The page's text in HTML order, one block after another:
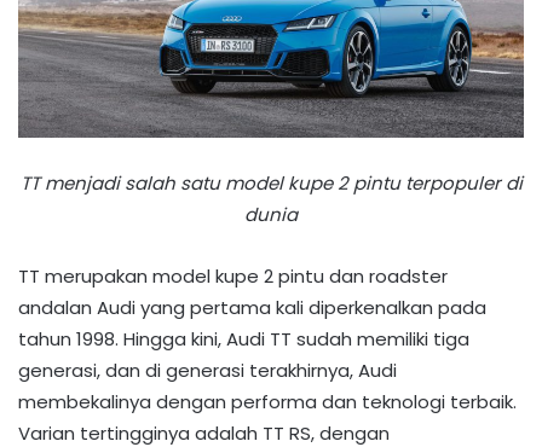
TT menjadi salah satu model kupe 2 pintu terpopuler di
dunia
TT merupakan model kupe 2 pintu dan roadster
andalan Audi yang pertama kali diperkenalkan pada
tahun 1998. Hingga kini, Audi TT sudah memiliki tiga
generasi, dan di generasi terakhirnya, Audi
membekalinya dengan performa dan teknologi terbaik.
Varian tertingginya adalah TT RS, dengan